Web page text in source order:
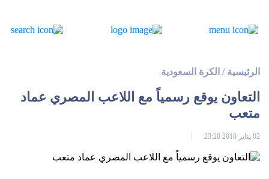
الرئيسية / الكرة السعودية
التعاون يوقع رسمياً مع اللاعب المصري عماد
متعب
02 يناير 2018 23:20